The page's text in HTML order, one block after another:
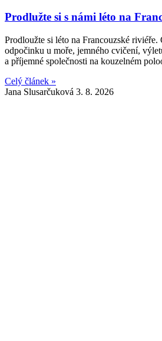
Prodlužte si s námi léto na
Prodloužte si léto na Francouzské
odpočinku u moře, jemného cvičení,
a příjemné společnosti na kouzelném
Celý článek »
Jana Slusarčuková 3. 8. 2026